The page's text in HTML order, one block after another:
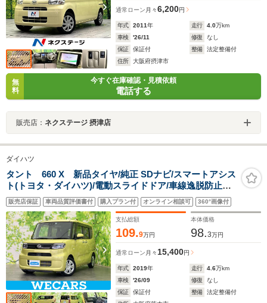
通常ローン 月々6,200円
年式 2011年 走行 4.0万km
車検
'26/11 修復
なし
保証
保証付 整備
法定整備付
住所
大阪府摂津市
無
料
今すぐ在庫確認・見積依頼
電話する
販売店： ネクステージ 摂津店
ダイハツ
タント 660 X 新品タイヤ/純正 SDナビ/スマートアシス
ト(トヨタ・ダイハツ)/電動スライドドア/車線逸脱防止支
援システム/ドライブレコーダー 社外/ヘッドランプ
LED/USBジャック
販売店保証 車両品質評価書付 購入プラン付 オンライン相談可 360°画像付
支払総額
109.9万円
本体価格
98.3万円
通常ローン 月々 15,400円
年式 2019年 走行 4.6万km
車検
'26/09 修復
なし
保証
保証付 整備
法定整備付